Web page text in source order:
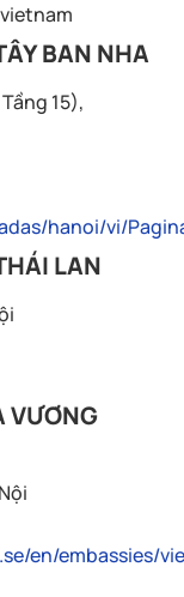
BAN NHA
15),
hanoi/vi/
LAN
VƯƠNG
en/embassies/